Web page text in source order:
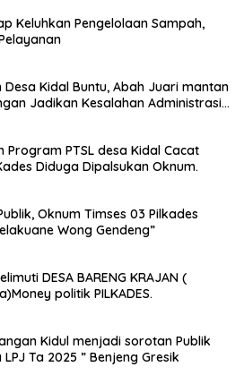
Keluhkan Pengelolaan Sampah,
Desa Kidal Buntu, Abah Juari mantan
Jadikan Kesalahan Administrasi
Program PTSL desa Kidal Cacat
Diduga Dipalsukan Oknum.
Oknum Timses 03 Pilkades
Wong Gendeng”
DESA BARENG KRAJAN (
politik PILKADES.
Kidul menjadi sorotan Publik
Ta 2025 ” Benjeng Gresik